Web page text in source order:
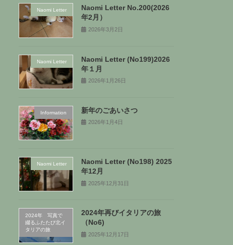
Naomi Letter
Naomi Letter No.200(2026
年2月）
2026年3月2日
Naomi Letter
Naomi Letter (No199)2026
年１月
2026年1月26日
Information 新年のごあいさつ
2026年1月4日
Naomi Letter
Naomi Letter (No198) 2025
年12月
2025年12月31日
2024年 写真で
綴るふたたび北イ
タリアの旅
2024年再びイタリアの旅
（No6)
2025年12月17日